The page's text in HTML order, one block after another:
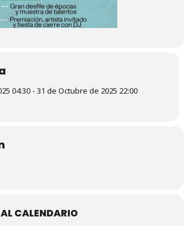
04:30 - 31 de Octubre de 2025 22:00
CALENDARIO